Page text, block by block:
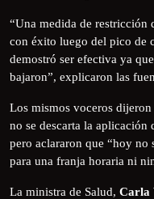
“Una medida de restricción
con éxito luego del pico de
demostró ser efectiva ya
bajaron”, explicaron las
Los mismos voceros
no se descarta la aplicación
pero aclararon que “hoy no
para una franja horaria ni
La ministra de Salud, Carla